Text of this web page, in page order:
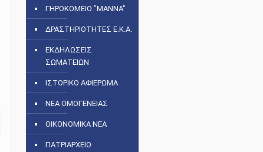
ΓΗΡΟΚΟΜΕΙΟ "ΜΑΝΝΑ"
ΔΡΑΣΤΗΡΙΟΤΗΤΕΣ Ε.Κ.Α.
ΕΚΔΗΛΩΣΕΙΣ
ΣΩΜΑΤΕΙΩΝ
ΙΣΤΟΡΙΚΟ ΑΦΙΕΡΩΜΑ
ΝΕΑ ΟΜΟΓΕΝΕΙΑΣ
ΟΙΚΟΝΟΜΙΚΑ ΝΕΑ
ΠΑΤΡΙΑΡΧΕΙΟ